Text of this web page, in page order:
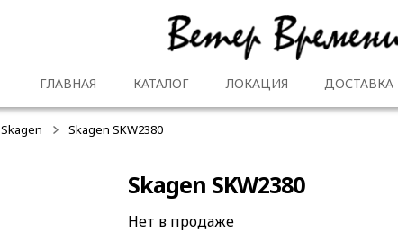
ГЛАВНАЯ КАТАЛОГ ЛОКАЦИЯ ДОСТАВКА
Skagen Skagen SKW2380
Skagen SKW2380
Нет в продаже